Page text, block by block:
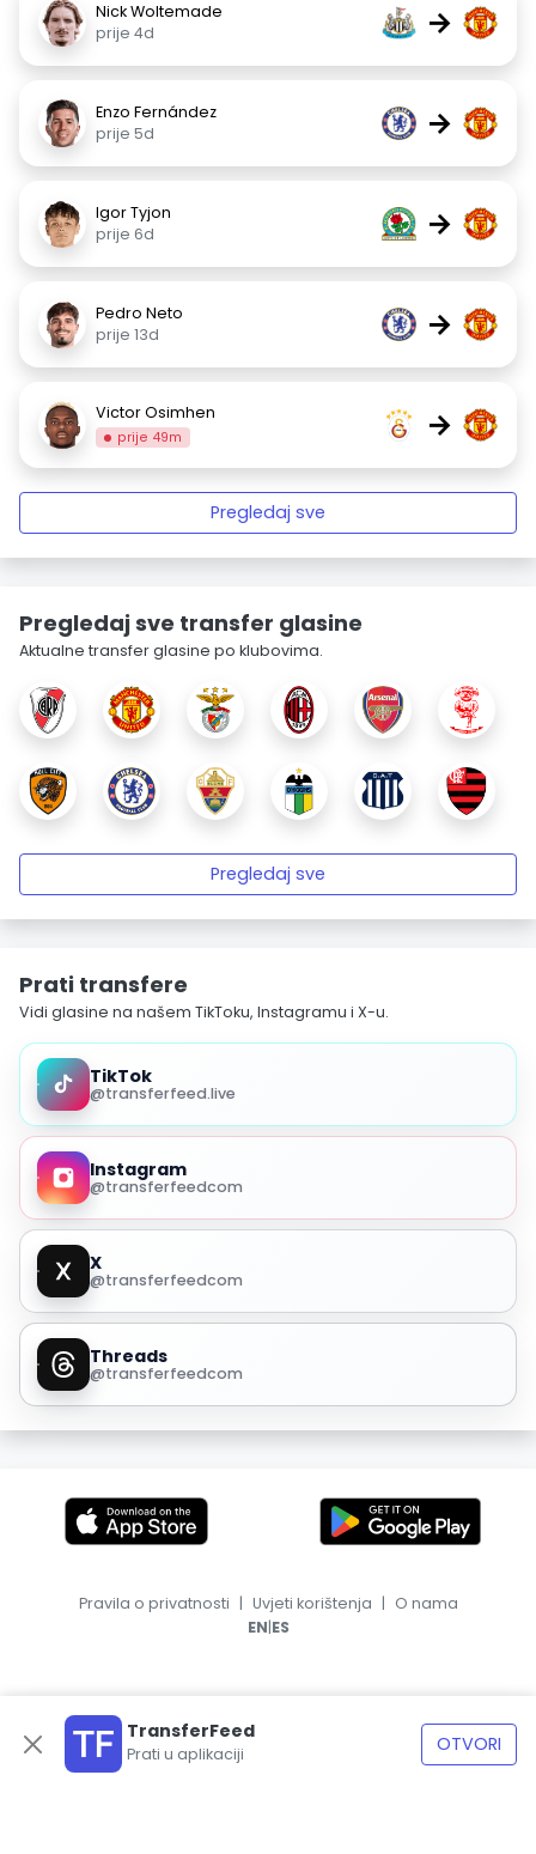
Nick Woltemade
prije 4d
→
Enzo Fernández
prije 5d
→
Igor Tyjon
prije 6d
→
Pedro Neto
prije 13d
→
Victor Osimhen
prije 49m →
Pregledaj sve
Pregledaj sve transfer glasine
Aktualne transfer glasine po klubovima.
Pregledaj sve
Prati transfere
Vidi glasine na našem TikToku, Instagramu i X-u.
TikTok
@transferfeed.live
Instagram
@transferfeedcom
X
@transferfeedcom
Threads
@transferfeedcom
TransferFeed
Prati u aplikaciji OTVORI
Pravila o privatnosti | Uvjeti korištenja | O nama
EN|ES